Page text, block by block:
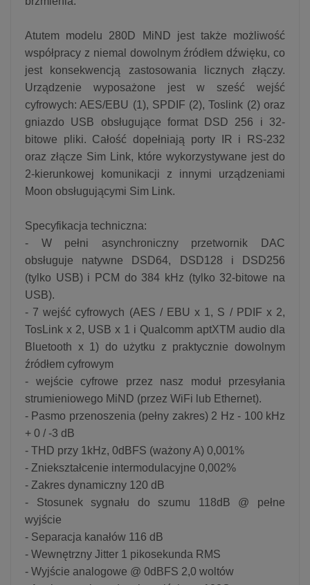
Atutem modelu 280D MiND jest także możliwość
współpracy z niemal dowolnym źródłem dźwięku, co
jest konsekwencją zastosowania licznych złączy.
Urządzenie wyposażone jest w sześć wejść
cyfrowych: AES/EBU (1), SPDIF (2), Toslink (2) oraz
gniazdo USB obsługujące format DSD 256 i 32-
bitowe pliki. Całość dopełniają porty IR i RS-232
oraz złącze Sim Link, które wykorzystywane jest do
2-kierunkowej komunikacji z innymi urządzeniami
Moon obsługującymi Sim Link.
Specyfikacja techniczna:
- W pełni asynchroniczny przetwornik DAC
obsługuje natywne DSD64, DSD128 i DSD256
(tylko USB) i PCM do 384 kHz (tylko 32-bitowe na
USB).
- 7 wejść cyfrowych (AES / EBU x 1, S / PDIF x 2,
TosLink x 2, USB x 1 i Qualcomm aptXTM audio dla
Bluetooth x 1) do użytku z praktycznie dowolnym
źródłem cyfrowym
- wejście cyfrowe przez nasz moduł przesyłania
strumieniowego MiND (przez WiFi lub Ethernet).
- Pasmo przenoszenia (pełny zakres) 2 Hz - 100 kHz
+ 0 / -3 dB
- THD przy 1kHz, 0dBFS (ważony A) 0,001%
- Zniekształcenie intermodulacyjne 0,002%
- Zakres dynamiczny 120 dB
- Stosunek sygnału do szumu 118dB @ pełne
wyjście
- Separacja kanałów 116 dB
- Wewnętrzny Jitter 1 pikosekunda RMS
- Wyjście analogowe @ 0dBFS 2,0 woltów